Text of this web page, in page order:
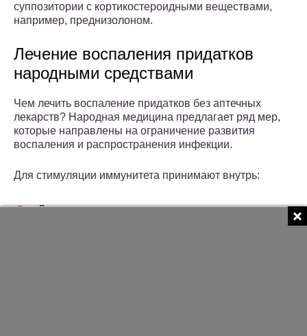
суппозитории с кортикостероидными веществами,
например, преднизолоном.
Лечение воспаления придатков
народными средствами
Чем лечить воспаление придатков без аптечных
лекарств? Народная медицина предлагает ряд мер,
которые направлены на ограничение развития
воспаления и распространения инфекции.
Для стимуляции иммунитета принимают внутрь:
Лук, чеснок – источники серы и популярные